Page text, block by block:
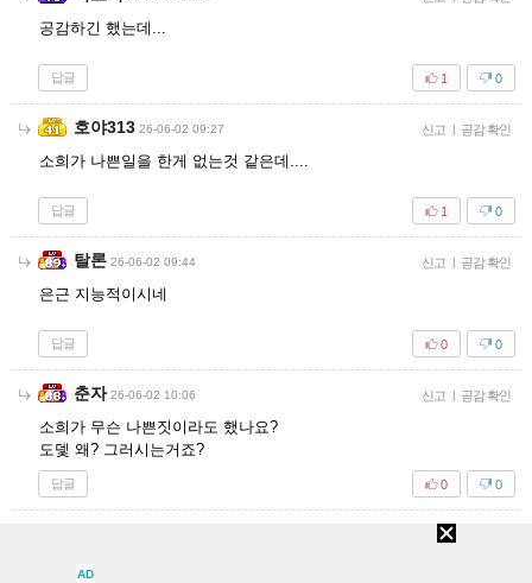
공감하긴 했는데...
답글 0
1
호야313 26-06-02 09:27 신고 | 공감 확인
소희가 나쁜일을 한게 없는것 같은데....
답글 0
1
탈론 26-06-02 09:44 신고 | 공감 확인
은근 지능적이시네
답글 0
0
춘자 26-06-02 10:06 신고 | 공감 확인
소희가 무슨 나쁜짓이라도 했나요?
도뎇 왜? 그러시는거죠?
답글 0
0
신고
내용은 좋았는데 추임새때문에 통한의 비추드립니다ㅡ
AD